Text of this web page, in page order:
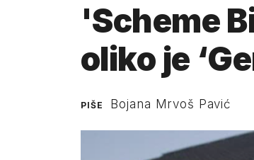
'Scheme
oliko je
PIŠE Bojana Mrvoš Pavić